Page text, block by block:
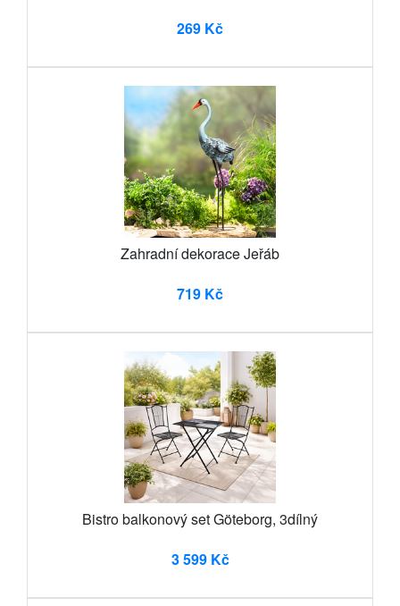
269 Kč
Zahradní dekorace Jeřáb
719 Kč
Bistro balkonový set Göteborg, 3dílný
3 599 Kč